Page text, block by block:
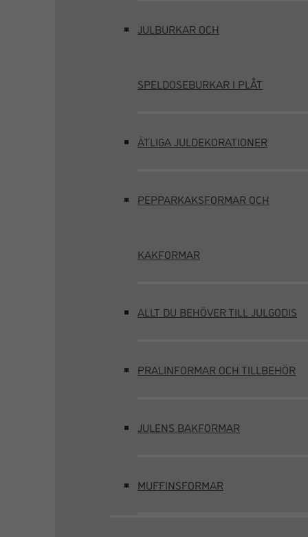
JULBURKAR OCH
SPELDOSEBURKAR I PLÅT
ÄTLIGA JULDEKORATIONER
PEPPARKAKSFORMAR OCH
KAKFORMAR
ALLT DU BEHÖVER TILL JULGODIS
PRALINFORMAR OCH TILLBEHÖR
JULENS BAKFORMAR
MUFFINSFORMAR